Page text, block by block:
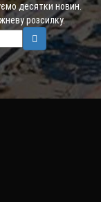
десятки новин.
розсилку.